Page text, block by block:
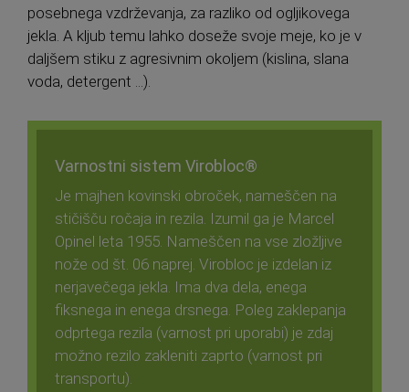
posebnega vzdrževanja, za razliko od ogljikovega
jekla. A kljub temu lahko doseže svoje meje, ko je v
daljšem stiku z agresivnim okoljem (kislina, slana
voda, detergent ...).
Varnostni sistem Virobloc®
Je majhen kovinski obroček, nameščen na
stičišču ročaja in rezila. Izumil ga je Marcel
Opinel leta 1955. Nameščen na vse zložljive
nože od št. 06 naprej. Virobloc je izdelan iz
nerjavečega jekla. Ima dva dela, enega
fiksnega in enega drsnega. Poleg zaklepanja
odprtega rezila (varnost pri uporabi) je zdaj
možno rezilo zakleniti zaprto (varnost pri
transportu).